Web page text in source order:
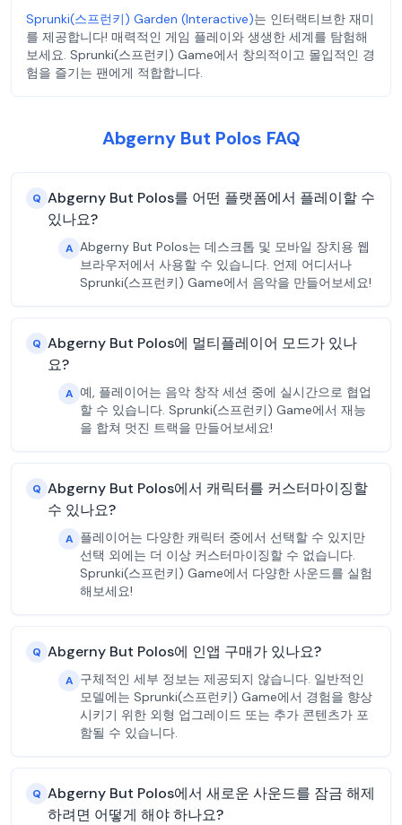
Sprunki(스프런키) Garden (Interactive)는 인터랙티브한 재미
를 제공합니다! 매력적인 게임 플레이와 생생한 세계를 탐험해
보세요. Sprunki(스프런키) Game에서 창의적이고 몰입적인 경
험을 즐기는 팬에게 적합합니다.
Abgerny But Polos FAQ
Q Abgerny But Polos를 어떤 플랫폼에서 플레이할 수
있나요?
A Abgerny But Polos는 데스크톱 및 모바일 장치용 웹
브라우저에서 사용할 수 있습니다. 언제 어디서나
Sprunki(스프런키) Game에서 음악을 만들어보세요!
Q Abgerny But Polos에 멀티플레이어 모드가 있나
요?
A 예, 플레이어는 음악 창작 세션 중에 실시간으로 협업
할 수 있습니다. Sprunki(스프런키) Game에서 재능
을 합쳐 멋진 트랙을 만들어보세요!
Q Abgerny But Polos에서 캐릭터를 커스터마이징할
수 있나요?
A 플레이어는 다양한 캐릭터 중에서 선택할 수 있지만
선택 외에는 더 이상 커스터마이징할 수 없습니다.
Sprunki(스프런키) Game에서 다양한 사운드를 실험
해보세요!
Q Abgerny But Polos에 인앱 구매가 있나요?
A 구체적인 세부 정보는 제공되지 않습니다. 일반적인
모델에는 Sprunki(스프런키) Game에서 경험을 향상
시키기 위한 외형 업그레이드 또는 추가 콘텐츠가 포
함될 수 있습니다.
Q Abgerny But Polos에서 새로운 사운드를 잠금 해제
하려면 어떻게 해야 하나요?